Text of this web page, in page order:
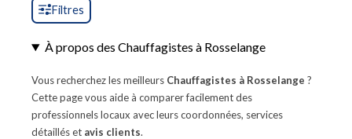
Filtres
À propos des Chauffagistes à Rosselange
Vous recherchez les meilleurs Chauffagistes à Rosselange ?
Cette page vous aide à comparer facilement des
professionnels locaux avec leurs coordonnées, services
détaillés et avis clients.